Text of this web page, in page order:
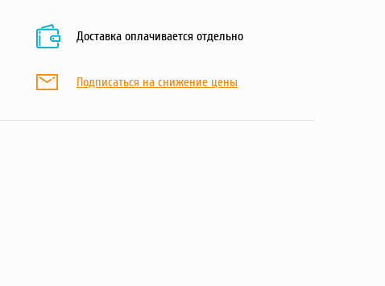
Доставка оплачивается отдельно
Подписаться на снижение цены